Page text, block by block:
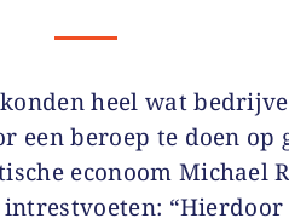
heel wat
een beroep te doen op
econoom Michael
intrestvoeten: